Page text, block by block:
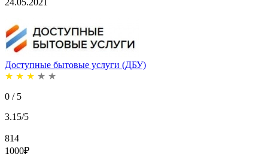
24.05.2021
Доступные бытовые услуги (ДБУ)
★ ★ ★ ★ ★
0 / 5
3.15/5
814
1000₽